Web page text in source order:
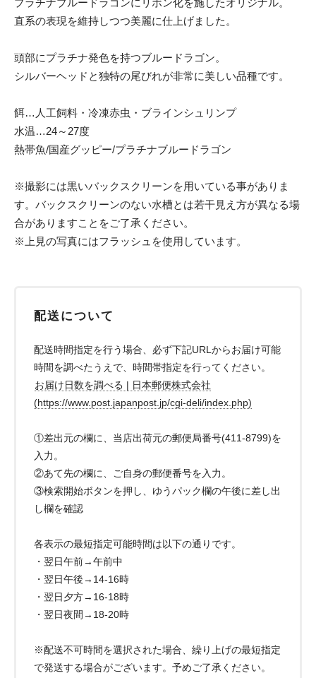
プラチナブルードラゴンにリボン化を施したオリジナル。
直系の表現を維持しつつ美麗に仕上げました。
頭部にプラチナ発色を持つブルードラゴン。
シルバーヘッドと独特の尾びれが非常に美しい品種です。
餌…人工飼料・冷凍赤虫・ブラインシュリンプ
水温…24～27度
熱帯魚/国産グッピー/プラチナブルードラゴン
※撮影には黒いバックスクリーンを用いている事がありま
す。バックスクリーンのない水槽とは若干見え方が異なる場
合がありますことをご了承ください。
※上見の写真にはフラッシュを使用しています。
配送について
配送時間指定を行う場合、必ず下記URLからお届け可能
時間を調べたうえで、時間帯指定を行ってください。
お届け日数を調べる | 日本郵便株式会社
(https://www.post.japanpost.jp/cgi-deli/index.php)
①差出元の欄に、当店出荷元の郵便局番号(411-8799)を
入力。
②あて先の欄に、ご自身の郵便番号を入力。
③検索開始ボタンを押し、ゆうパック欄の午後に差し出
し欄を確認
各表示の最短指定可能時間は以下の通りです。
・翌日午前→午前中
・翌日午後→14-16時
・翌日夕方→16-18時
・翌日夜間→18-20時
※配送不可時間を選択された場合、繰り上げの最短指定
で発送する場合がございます。予めご了承ください。